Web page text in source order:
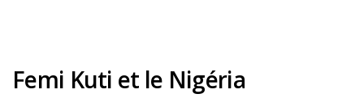
Femi Kuti et le Nigéria